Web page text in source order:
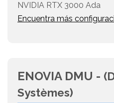
NVIDIA RTX 3000 Ada
Encuentra más
ENOVIA DMU -
Systèmes)